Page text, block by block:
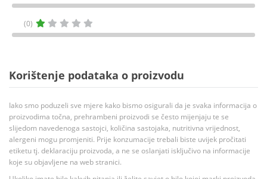
(0)
Korištenje podataka o proizvodu
Iako smo poduzeli sve mjere kako bismo osigurali da je svaka informacija o
proizvodima točna, prehrambeni proizvodi se često mijenjaju te se
slijedom navedenoga sastojci, količina sastojaka, nutritivna vrijednost,
alergeni mogu promjeniti. Prije konzumacije trebali biste uvijek pročitati
etiketu tj. deklaraciju proizvoda, a ne se oslanjati isključivo na informacije
koje su objavljene na web stranici.